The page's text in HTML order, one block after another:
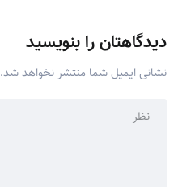
دیدگاهتان را بنویسید
نشانی ایمیل شما منتشر نخواهد شد.